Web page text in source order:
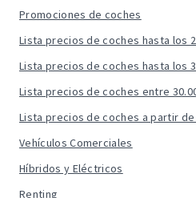
Promociones de coches
Lista precios de coches hasta los
Lista precios de coches hasta los
Lista precios de coches entre
Lista precios de coches a partir de
Vehículos Comerciales
Híbridos y Eléctricos
Renting